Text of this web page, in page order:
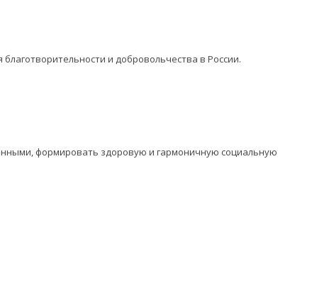
благотворительности и добровольчества в России.
формировать здоровую и гармоничную социальную